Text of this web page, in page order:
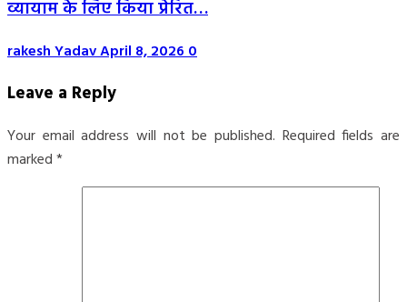
व्यायाम के लिए किया प्रेरित…
rakesh YadavApril 8, 20260
Leave a Reply
Your email address will not be published. Required fields are
marked*